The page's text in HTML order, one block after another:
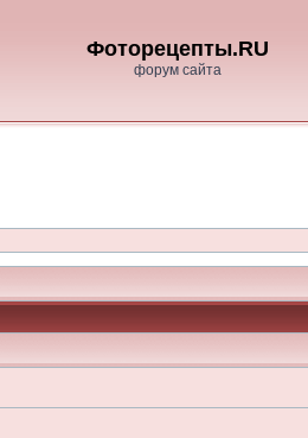
Фоторецепты.RU
форум сайта